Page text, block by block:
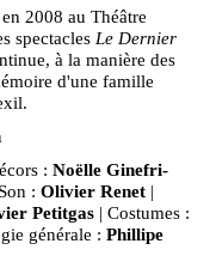
2008 au Théâtre
spectacles Le Dernier
à la manière des
d'une famille
: Noëlle Ginefri-
: Olivier Renet|
Petitgas| Costumes :
générale : Phillipe